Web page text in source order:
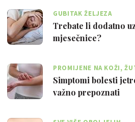
GUBITAK ŽELJEZA
Trebate li dodatno
mjesečnice?
PROMIJENE NA KOŽI,
Simptomi bolesti
važno prepoznati